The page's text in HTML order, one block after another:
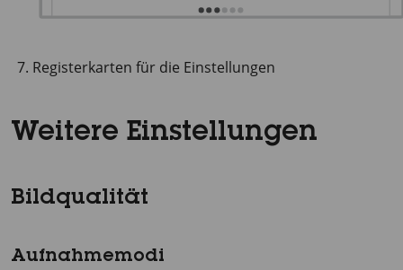
Registerkarten für die Einstellungen
Weitere Einstellungen
Bildqualität
Aufnahmemodi